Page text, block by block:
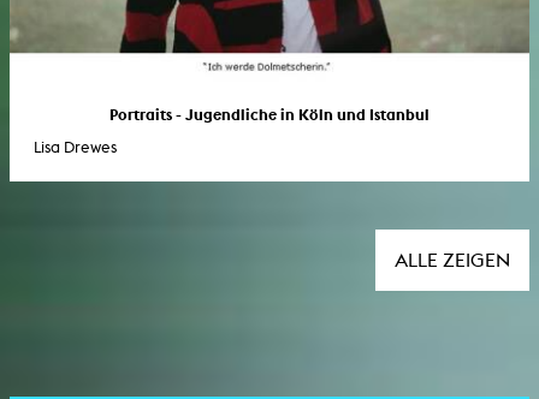
Portraits - Jugendliche in Köln und Istanbul
Lisa Drewes
ALLE ZEIGEN